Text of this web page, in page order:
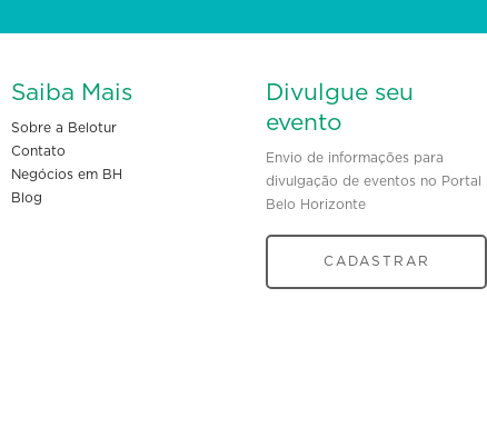
Saiba Mais
Sobre a Belotur
Contato
Negócios em BH
Blog
Divulgue seu
evento
Envio de informações para
divulgação de eventos no Portal
Belo Horizonte
CADASTRAR